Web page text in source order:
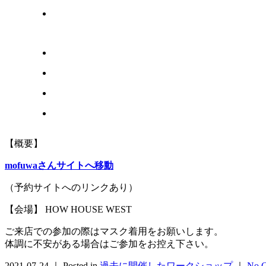
【概要】
mofuwaさんサイトへ移動
（予約サイトへのリンクあり）
【会場】 HOW HOUSE WEST
ご来店での参加の際はマスク着用をお願いします。
体調に不安がある場合はご参加をお控え下さい。